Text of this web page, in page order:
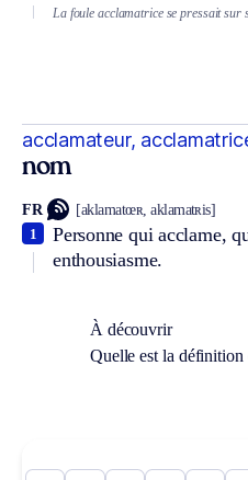
La foule acclamatrice se pressait sur
acclamateur,
nom
FR [aklamatœʀ, aklamatʀis]
Personne qui acclame,
enthousiasme.
1
À découvrir
Quelle est la